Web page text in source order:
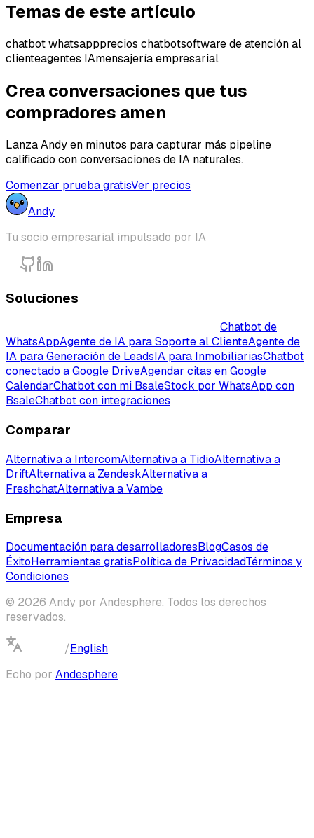
Temas de este artículo
chatbot whatsappprecios chatbotsoftware de atención al
clienteagentes IAmensajería empresarial
Crea conversaciones que tus
compradores amen
Lanza Andy en minutos para capturar más pipeline
calificado con conversaciones de IA naturales.
Comenzar prueba gratisVer precios
Andy
Tu socio empresarial impulsado por IA
Soluciones
Chatbot de
WhatsAppAgente de IA para Soporte al ClienteAgente de
IA para Generación de LeadsIA para InmobiliariasChatbot
conectado a Google DriveAgendar citas en Google
CalendarChatbot con mi BsaleStock por WhatsApp con
BsaleChatbot con integraciones
Comparar
Alternativa a IntercomAlternativa a TidioAlternativa a
DriftAlternativa a ZendeskAlternativa a
FreshchatAlternativa a Vambe
Empresa
Documentación para desarrolladoresBlogCasos de
ÉxitoHerramientas gratisPolítica de PrivacidadTérminos y
Condiciones
© 2026 Andy por Andesphere. Todos los derechos
reservados.
/English
Echo por Andesphere